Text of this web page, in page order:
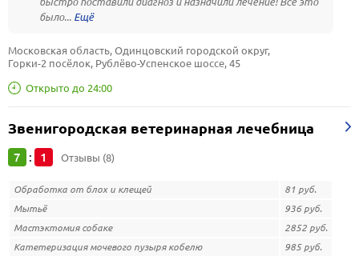
было...
Открыто до 24:00
Московская область, Одинцовский городской округ,
Горки-2 посёлок, Рублёво-Успенское шоссе, 45
Звенигородская ветеринарная лечебница
7 : 1 Отзывы (8)
Обработка от блох и клещей
81 руб.
Мытьё
936 руб.
Мастэктомия собаке
2852 руб.
Катетеризация мочевого пузыря кобелю
985 руб.